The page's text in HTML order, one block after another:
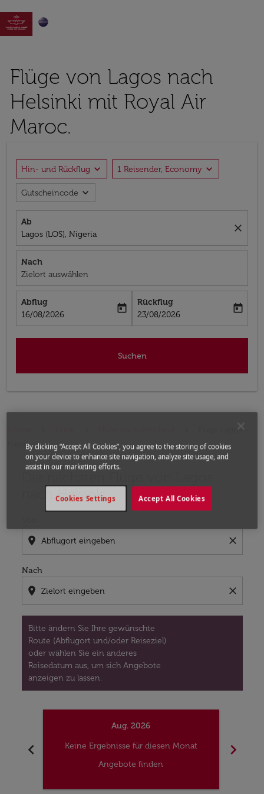

Flüge von Lagos nach
Helsinki mit Royal Air
Maroc.
Hin- und Rückflug expand_more 1 Reisender, Economy expand_more
Gutscheincode expand_more
Ab
Lagos (LOS), Nigeria
close
Nach
Zielort auswählen
Abflug
fc-booking-departure-date-aria-label
16/08/2026
today
Rückflug
fc-booking-return-date-aria-label
23/08/2026
today
Suchen
Flüge Lagos -
Helsinki
Die nächsten Flüge von Lagos
nach Helsinki
location_on close
Nach
location_on close
Bitte ändern Sie Ihre gewünschte
Route (Abflugort und/oder Reiseziel)
oder wählen Sie ein anderes
Reisedatum aus, um sich Angebote
anzeigen zu lassen.
Bitte ändern Sie Ihre gewünschte Route (Abflugort
chevron_left
Aug. 2026
Keine Ergebnisse für diesen Monat
Angebote finden
chevron_right
By clicking “Accept All Cookies”, you agree to the storing of cookies
on your device to enhance site navigation, analyze site usage, and
assist in our marketing efforts.
Accept All Cookies
Cookies Settings